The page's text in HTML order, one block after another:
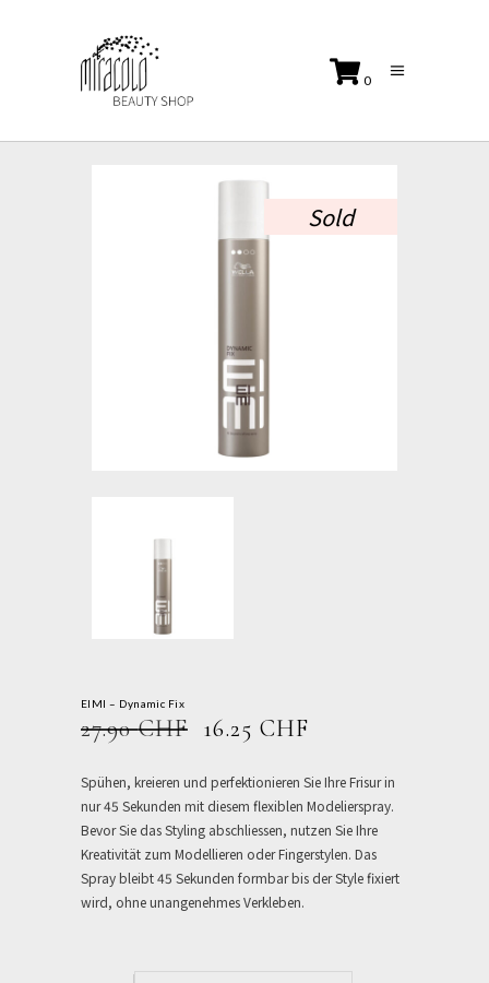
0
Sold
EIMI – Dynamic Fix
27.90CHF URSPRÜNGLICHER
PREIS
WAR:
27.90 CHF
16.25 CHFAKTUELLER
IST:
16.25 CHF.
Spühen, kreieren und perfektionieren Sie Ihre Frisur in
nur 45 Sekunden mit diesem flexiblen Modelierspray.
Bevor Sie das Styling abschliessen, nutzen Sie Ihre
Kreativität zum Modellieren oder Fingerstylen. Das
Spray bleibt 45 Sekunden formbar bis der Style fixiert
wird, ohne unangenehmes Verkleben.